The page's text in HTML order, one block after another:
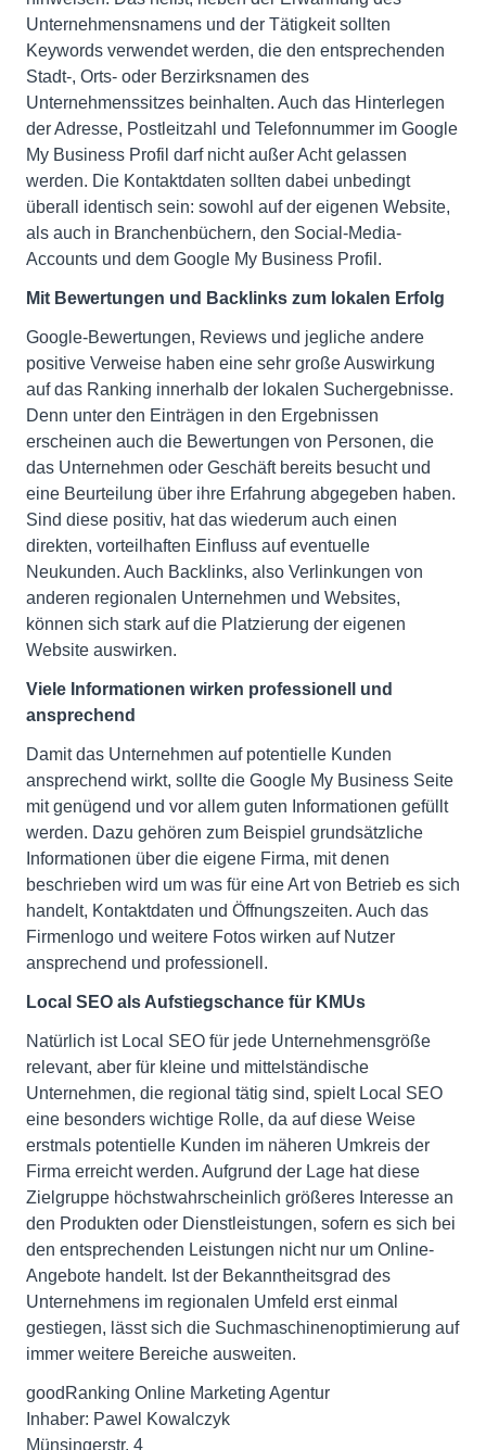
Unternehmensnamens und der Tätigkeit sollten
Keywords verwendet werden, die den entsprechenden
Stadt-, Orts- oder Berzirksnamen des
Unternehmenssitzes beinhalten. Auch das Hinterlegen
der Adresse, Postleitzahl und Telefonnummer im Google
My Business Profil darf nicht außer Acht gelassen
werden. Die Kontaktdaten sollten dabei unbedingt
überall identisch sein: sowohl auf der eigenen Website,
als auch in Branchenbüchern, den Social-Media-
Accounts und dem Google My Business Profil.
Mit Bewertungen und Backlinks zum lokalen Erfolg
Google-Bewertungen, Reviews und jegliche andere
positive Verweise haben eine sehr große Auswirkung
auf das Ranking innerhalb der lokalen Suchergebnisse.
Denn unter den Einträgen in den Ergebnissen
erscheinen auch die Bewertungen von Personen, die
das Unternehmen oder Geschäft bereits besucht und
eine Beurteilung über ihre Erfahrung abgegeben haben.
Sind diese positiv, hat das wiederum auch einen
direkten, vorteilhaften Einfluss auf eventuelle
Neukunden. Auch Backlinks, also Verlinkungen von
anderen regionalen Unternehmen und Websites,
können sich stark auf die Platzierung der eigenen
Website auswirken.
Viele Informationen wirken professionell und
ansprechend
Damit das Unternehmen auf potentielle Kunden
ansprechend wirkt, sollte die Google My Business Seite
mit genügend und vor allem guten Informationen gefüllt
werden. Dazu gehören zum Beispiel grundsätzliche
Informationen über die eigene Firma, mit denen
beschrieben wird um was für eine Art von Betrieb es sich
handelt, Kontaktdaten und Öffnungszeiten. Auch das
Firmenlogo und weitere Fotos wirken auf Nutzer
ansprechend und professionell.
Local SEO als Aufstiegschance für KMUs
Natürlich ist Local SEO für jede Unternehmensgröße
relevant, aber für kleine und mittelständische
Unternehmen, die regional tätig sind, spielt Local SEO
eine besonders wichtige Rolle, da auf diese Weise
erstmals potentielle Kunden im näheren Umkreis der
Firma erreicht werden. Aufgrund der Lage hat diese
Zielgruppe höchstwahrscheinlich größeres Interesse an
den Produkten oder Dienstleistungen, sofern es sich bei
den entsprechenden Leistungen nicht nur um Online-
Angebote handelt. Ist der Bekanntheitsgrad des
Unternehmens im regionalen Umfeld erst einmal
gestiegen, lässt sich die Suchmaschinenoptimierung auf
immer weitere Bereiche ausweiten.
goodRanking Online Marketing Agentur
Inhaber: Pawel Kowalczyk
Münsingerstr. 4